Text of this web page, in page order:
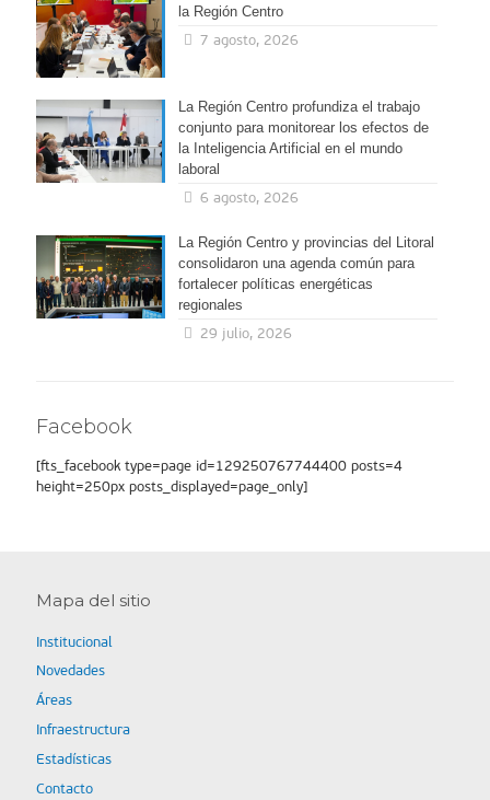
la Región Centro
7 agosto, 2026
La Región Centro profundiza el trabajo
conjunto para monitorear los efectos de
la Inteligencia Artificial en el mundo
laboral
6 agosto, 2026
La Región Centro y provincias del Litoral
consolidaron una agenda común para
fortalecer políticas energéticas
regionales
29 julio, 2026
Facebook
[fts_facebook type=page id=129250767744400 posts=4
height=250px posts_displayed=page_only]
Mapa del sitio
Institucional
Novedades
Áreas
Infraestructura
Estadísticas
Contacto